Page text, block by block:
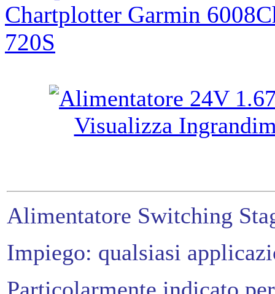
Chartplotter Garmin 6008
720S
Visualizza
Alimentatore Switching
Impiego: qualsiasi